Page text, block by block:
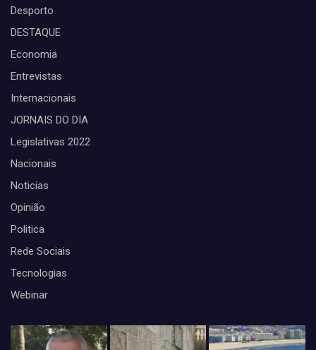
Desporto
DESTAQUE
Economia
Entrevistas
Internacionais
JORNAIS DO DIA
Legislativas 2022
Nacionais
Noticias
Opinião
Politica
Rede Sociais
Tecnologias
Webinar